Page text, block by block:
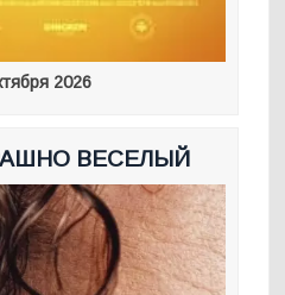
2026
ВЕСЕЛЫЙ